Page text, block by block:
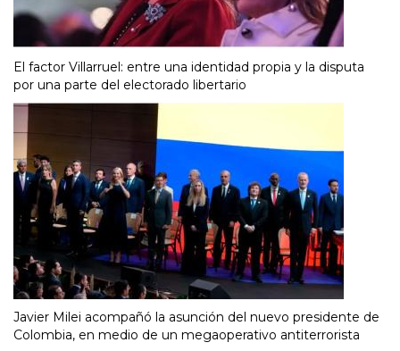
El factor Villarruel: entre una identidad propia y la disputa
por una parte del electorado libertario
Javier Milei acompañó la asunción del nuevo presidente de
Colombia, en medio de un megaoperativo antiterrorista